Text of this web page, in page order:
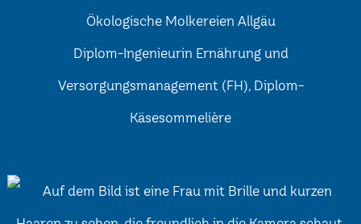
Ökologische Molkereien Allgäu
Diplom-Ingenieurin Ernährung und
Versorgungsmanagement (FH), Diplom-
Käsesommelière